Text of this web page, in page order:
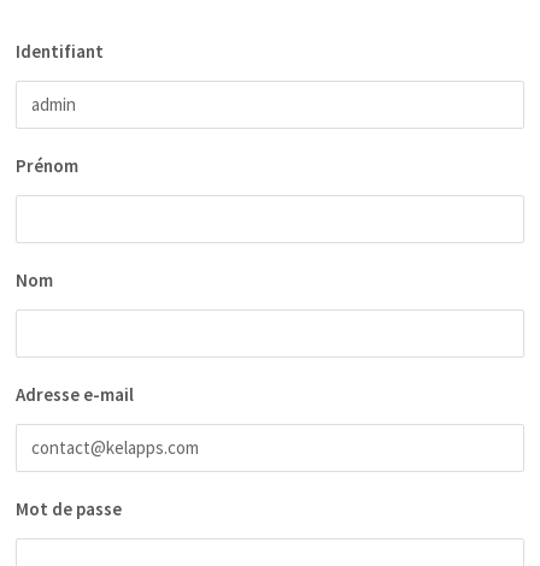
Identifiant
Prénom
Nom
Adresse e-mail
Mot de passe